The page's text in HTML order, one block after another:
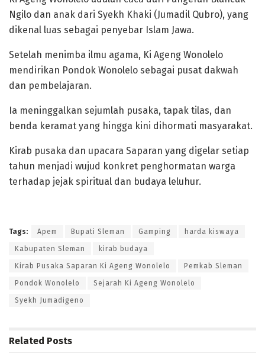
Ngilo dan anak dari Syekh Khaki (Jumadil Qubro), yang
dikenal luas sebagai penyebar Islam Jawa.
Setelah menimba ilmu agama, Ki Ageng Wonolelo
mendirikan Pondok Wonolelo sebagai pusat dakwah
dan pembelajaran.
Ia meninggalkan sejumlah pusaka, tapak tilas, dan
benda keramat yang hingga kini dihormati masyarakat.
Kirab pusaka dan upacara Saparan yang digelar setiap
tahun menjadi wujud konkret penghormatan warga
terhadap jejak spiritual dan budaya leluhur.
Tags: Apem Bupati Sleman Gamping harda kiswaya
Kabupaten Sleman kirab budaya
Kirab Pusaka Saparan Ki Ageng Wonolelo Pemkab Sleman
Pondok Wonolelo Sejarah Ki Ageng Wonolelo
Syekh Jumadigeno
Related Posts